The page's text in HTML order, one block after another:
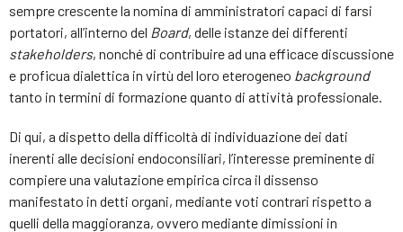
sempre crescente la nomina di amministratori capaci di farsi
portatori, all’interno del Board, delle istanze dei differenti
stakeholders, nonché di contribuire ad una efficace discussione
e proficua dialettica in virtù del loro eterogeneo background
tanto in termini di formazione quanto di attività professionale.
Di qui, a dispetto della difficoltà di individuazione dei dati
inerenti alle decisioni endoconsiliari, l’interesse preminente di
compiere una valutazione empirica circa il dissenso
manifestato in detti organi, mediante voti contrari rispetto a
quelli della maggioranza, ovvero mediante dimissioni in